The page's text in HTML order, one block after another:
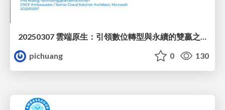
20250307 雲端原生：引領數位轉型與永續的雙贏之道
pichuang
0 130